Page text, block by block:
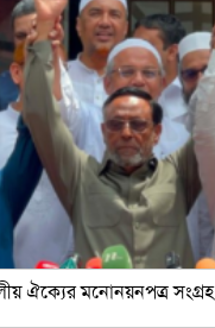
ঐক্যের মনোনয়নপত্র সংগ্রহ